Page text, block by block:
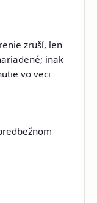
zruší, len
inak
vo veci